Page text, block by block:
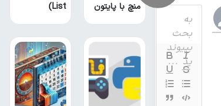
منچ با پایتون
List)